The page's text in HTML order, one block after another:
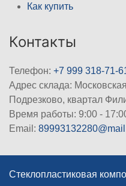
Как купить
Контакты
Телефон: +7 999 318-71-
Адрес склада:
Подрезково, квартал
Время работы: 9:00 -
Email:
Стеклопластиковая